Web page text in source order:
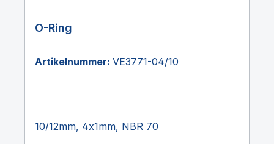
O-Ring
Artikelnummer: VE3771-04/10
10/12mm, 4x1mm, NBR 70